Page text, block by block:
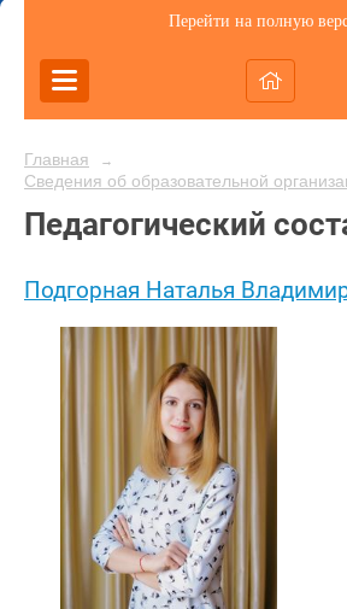
Перейти на полную
Главная →
Сведения об образовательной
Педагогический
Подгорная Наталья